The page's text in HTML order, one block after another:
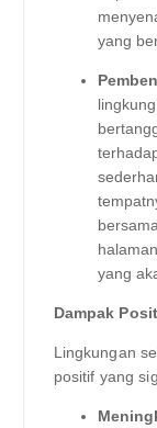
yang
yang
Dampak
Lingkungan
positif yang